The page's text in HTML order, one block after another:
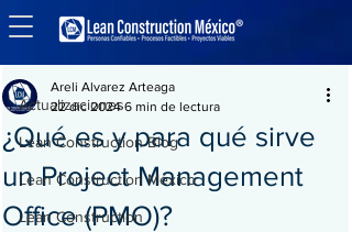
Entrada
Actualizaciones
Lean Construction Blog
Lean Construction México
Lean Construction
¿Qué es y para qué sirve
un Project Management
Office (PMO)?
Areli Alvarez Arteaga
22 dic 2024 6 min de lectura